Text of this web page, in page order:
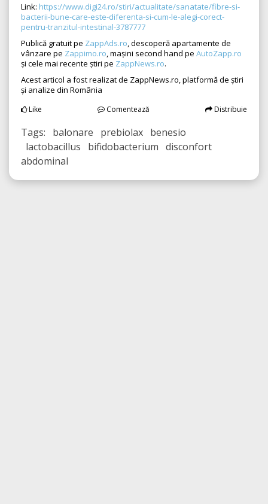
Link: https://www.digi24.ro/stiri/actualitate/sanatate/fibre-si-
bacterii-bune-care-este-diferenta-si-cum-le-alegi-corect-
pentru-tranzitul-intestinal-3787777
Publică gratuit pe ZappAds.ro, descoperă apartamente de
vânzare pe Zappimo.ro, mașini second hand pe AutoZapp.ro
și cele mai recente știri pe ZappNews.ro.
Acest articol a fost realizat de ZappNews.ro, platformă de știri
și analize din România
Like Comentează Distribuie
Tags: balonare prebiolax benesio
lactobacillus bifidobacterium disconfort
abdominal